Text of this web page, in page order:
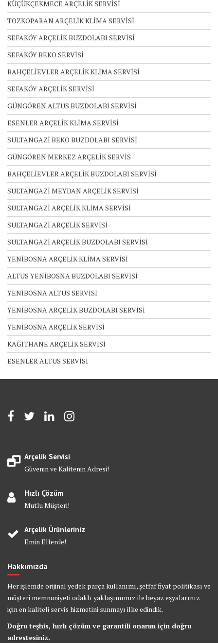
KÜÇÜKÇEKMECE ARÇELİK SERVİSİ
TOZKOPARAN ARÇELİK KLİMA SERVİSİ
SEFAKÖY ARÇELİK BUZDOLABI SERVİSİ
SEFAKÖY BEKO SERVİSİ
BAHÇELİEVLER ARÇELİK KLİMA SERVİSİ
SEFAKÖY ARÇELİK SERVİSİ
GÜNGÖREN ALTUS BUZDOLABI SERVİSİ
ESENLER ARÇELİK KLİMA SERVİSİ
SULTANGAZİ BEKO BUZDOLABI SERVİSİ
GÜNGÖREN MERKEZ ARÇELİK SERVİS
BAHÇELİEVLER ARÇELİK BUZDOLABI SERVİSİ
SULTANGAZİ MEYDAN ARÇELİK SERVİSİ
SULTANGAZİ ARÇELİK KLİMA SERVİSİ
SULTANGAZİ ARÇELİK SERVİSİ
SULTANGAZİ ARÇELİK BUZDOLABI SERVİSİ
YENİBOSNA ARÇELİK KLİMA SERVİSİ
ALTUS YENİBOSNA BUZDOLABI SERVİSİ
YENİBOSNA ALTUS SERVİSİ
YENİBOSNA ARÇELİK BUZDOLABI SERVİSİ
YENİBOSNA ARÇELİK SERVİSİ
KAĞITHANE ARÇELİK SERVİSİ
ESENLER ALTUS SERVİSİ
Arçelik Servisi
Güvenin ve Kalitenin Adresi!
Hızlı Çözüm
Mutlu Müşteri!
Arçelik Ürünleriniz
Emin Ellerde!
Hakkımızda
Her işlemde orijinal yedek parça kullanımı, şeffaf fiyat politikası ve
müşteri memnuniyeti odaklı yaklaşımımız ile beyaz eşyalarınız
için en kaliteli servis hizmetini sunmayı ilke edindik.
Doğru teşhis, hızlı çözüm ve garantili onarım için doğru
adrestesiniz.